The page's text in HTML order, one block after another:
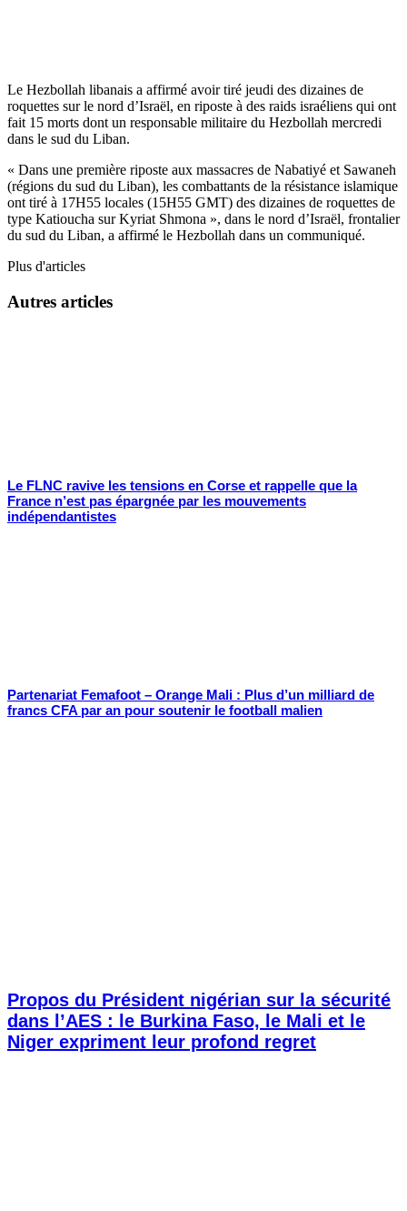
Le Hezbollah libanais a affirmé avoir tiré jeudi des dizaines de
roquettes sur le nord d’Israël, en riposte à des raids israéliens qui ont
fait 15 morts dont un responsable militaire du Hezbollah mercredi
dans le sud du Liban.
« Dans une première riposte aux massacres de Nabatiyé et Sawaneh
(régions du sud du Liban), les combattants de la résistance islamique
ont tiré à 17H55 locales (15H55 GMT) des dizaines de roquettes de
type Katioucha sur Kyriat Shmona », dans le nord d’Israël, frontalier
du sud du Liban, a affirmé le Hezbollah dans un communiqué.
Plus d'articles
Autres articles
Le FLNC ravive les tensions en Corse et rappelle que la
France n’est pas épargnée par les mouvements
indépendantistes
Partenariat Femafoot – Orange Mali : Plus d’un milliard de
francs CFA par an pour soutenir le football malien
Propos du Président nigérian sur la sécurité
dans l’AES : le Burkina Faso, le Mali et le
Niger expriment leur profond regret